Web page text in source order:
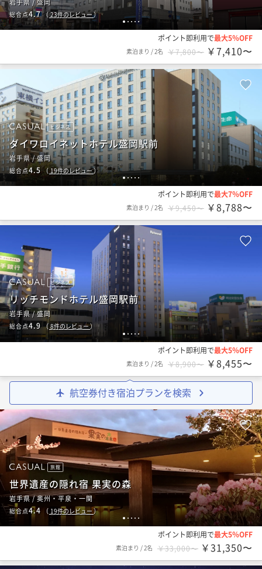
1 2 3 4 5
総合点4.7（23件のレビュー）
ポイント即利用で最大5％OFF
素泊まり /2名 ￥7,800〜 ￥7,410〜
1 2 3 4 5
ビジネス
ダイワロイネットホテル盛岡駅前
岩手県 / 盛岡
総合点4.5（ 19件のレビュー）
ポイント即利用で最大7％OFF
素泊まり /2名 ￥9,450〜 ￥8,788〜
1 2 3 4 5
ビジネス
リッチモンドホテル盛岡駅前
岩手県 / 盛岡
総合点4.9（ 8件のレビュー）
ポイント即利用で最大5％OFF
素泊まり /2名 ￥8,900〜 ￥8,455〜
航空券付き宿泊プランを検索
1 2 3 4 5
旅館
世界遺産の隠れ宿 果実の森
岩手県 / 奥州・平泉・一関
総合点4.4 （ 19件のレビュー）
ポイント即利用で最大5％OFF
素泊まり /2名 ￥33,000〜 ￥31,350〜